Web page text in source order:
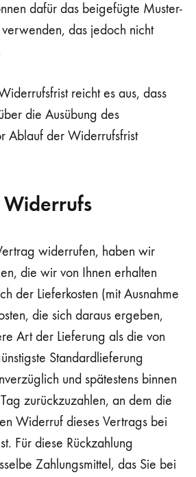
dafür das beigefügte Muster-
das jedoch nicht
reicht es aus, dass
die Ausübung des
Ablauf der Widerrufsfrist
Widerrufs
widerrufen, haben wir
die wir von Ihnen erhalten
der Lieferkosten (mit Ausnahme
die sich daraus ergeben,
Art der Lieferung als die von
Standardlieferung
und spätestens binnen
zurückzuzahlen, an dem die
Widerruf dieses Vertrags bei
Für diese Rückzahlung
Zahlungsmittel, das Sie bei